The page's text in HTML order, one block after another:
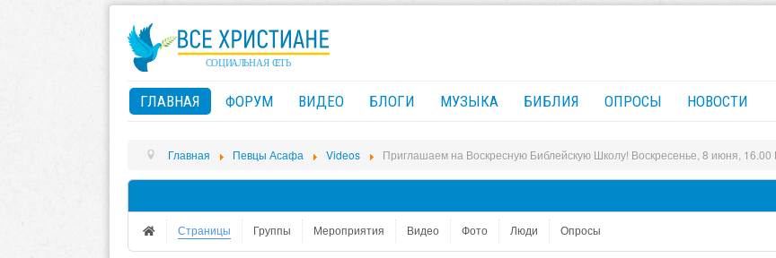
ГЛАВНАЯ ФОРУМ ВИДЕО БЛОГИ МУЗЫКА БИБЛИЯ ОПРОСЫ НОВОСТИ
Главная Певцы Асафа Videos Приглашаем на Воскресную Библейскую Школу! Воскресенье, 8 июня,
Страницы Группы Мероприятия Видео Фото Люди Опросы